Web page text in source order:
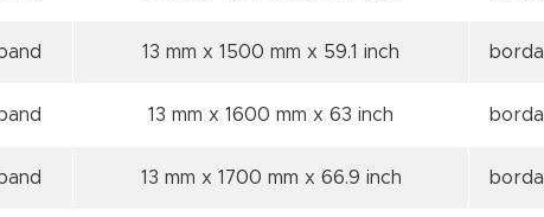
13 mm x 1500 mm x 59.1 inch borda
13 mm x 1600 mm x 63 inch borda
13 mm x 1700 mm x 66.9 inch borda